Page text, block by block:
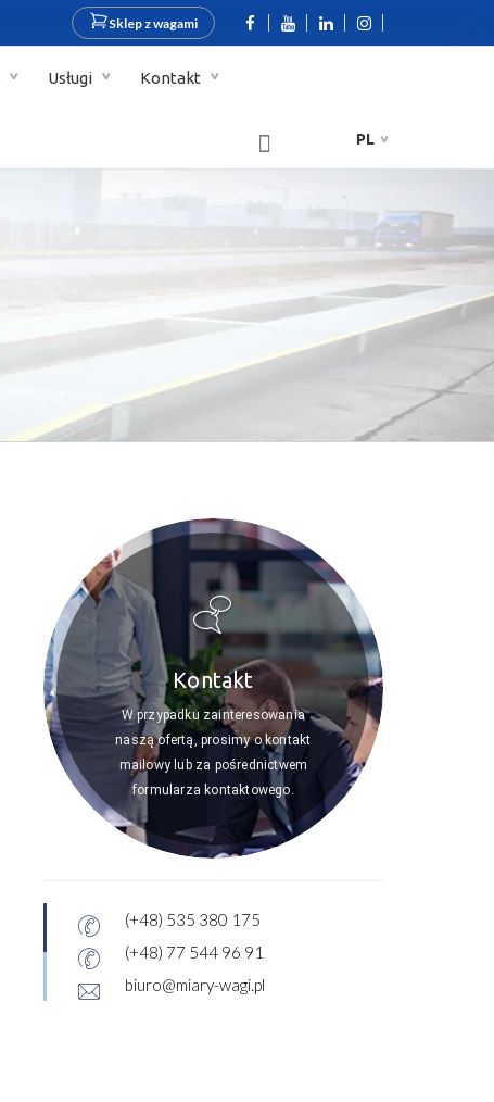
Sklep z wagami
Usługi Kontakt
PL
Kontakt
W przypadku zainteresowania
naszą ofertą, prosimy o kontakt
mailowy lub za pośrednictwem
formularza kontaktowego.
(+48) 535 380 175
(+48) 77 544 96 91
biuro@miary-wagi.pl